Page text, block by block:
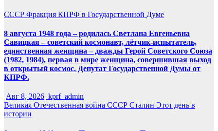
СССР Фракция КПРФ в Государственной Думе
8 августа 1948 года – родилась Светлана Евгеньевна
Савицкая – советский космонавт, лётчик-испытатель,
единственная женщина – дважды Герой Советского Союза
(1982, 1984), первая в мире женщина, совершившая выход
в открытый космос. Депутат Государственной Думы от
КПРФ.
Авг 8, 2026 kprf_admin
Великая Отечественная война СССР Сталин Этот день в
истории